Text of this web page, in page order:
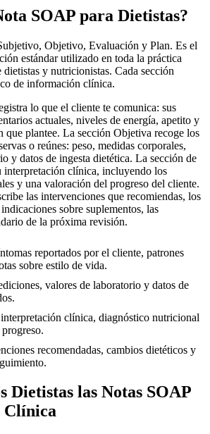
SOAP para Dietistas?
Objetivo, Evaluación y Plan. Es el
estándar utilizado en toda la práctica
y nutricionistas. Cada sección
de información clínica.
lo que el cliente te comunica: sus
actuales, niveles de energía, apetito y
que plantee. La sección Objetiva recoge los
o reúnes: peso, medidas corporales,
y datos de ingesta dietética. La sección de
interpretación clínica, incluyendo los
y una valoración del progreso del cliente.
las intervenciones que recomiendas, los
sobre suplementos, las
de la próxima revisión.
reportados por el cliente, patrones
sobre estilo de vida.
valores de laboratorio y datos de
clínica, diagnóstico nutricional
recomendadas, cambios dietéticos y
Dietistas las Notas SOAP
Clínica